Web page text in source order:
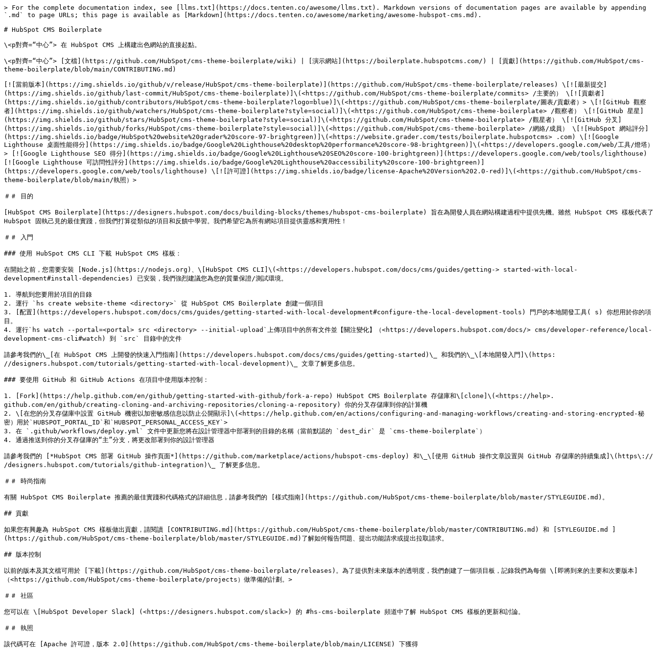
> For the complete documentation index, see [llms.txt](https://docs.tenten.co/awesome/llms.txt). Markdown versions of documentation pages are available by appending
`.md` to page URLs; this page is available as [Markdown](https://docs.tenten.co/awesome/marketing/awesome-hubspot-cms.md).
# HubSpot CMS Boilerplate
\<p對齊=“中心”> 在 HubSpot CMS 上構建出色網站的直接起點。
\<p對齊=“中心”> [文檔](https://github.com/HubSpot/cms-theme-boilerplate/wiki) | [演示網站](https://boilerplate.hubspotcms.com/) | [貢獻](https://github.com/HubSpot/cms-
theme-boilerplate/blob/main/CONTRIBUTING.md)
[![當前版本](https://img.shields.io/github/v/release/HubSpot/cms-theme-boilerplate)](https://github.com/HubSpot/cms-theme-boilerplate/releases) \[![最新提交]
(https://img.shields.io/github/last-commit/HubSpot/cms-theme-boilerplate)]\(<https://github.com/HubSpot/cms-theme-boilerplate/commits> /主要的） \[![貢獻者]
(https://img.shields.io/github/contributors/HubSpot/cms-theme-boilerplate?logo=blue)]\(<https://github.com/HubSpot/cms-theme-boilerplate/圖表/貢獻者）> \[![GitHub 觀察
者](https://img.shields.io/github/watchers/HubSpot/cms-theme-boilerplate?style=social)]\(<https://github.com/HubSpot/cms-theme-boilerplate> /觀察者） \[![GitHub 星星]
(https://img.shields.io/github/stars/HubSpot/cms-theme-boilerplate?style=social)]\(<https://github.com/HubSpot/cms-theme-boilerplate> /觀星者） \[![GitHub 分叉]
(https://img.shields.io/github/forks/HubSpot/cms-theme-boilerplate?style=social)]\(<https://github.com/HubSpot/cms-theme-boilerplate> /網絡/成員） \[![HubSpot 網站評分]
(https://img.shields.io/badge/HubSpot%20website%20grader%20score-97-brightgreen)]\(<https://website.grader.com/tests/boilerplate.hubspotcms> .com) \[![Google
Lighthouse 桌面性能得分](https://img.shields.io/badge/Google%20Lighthouse%20desktop%20performance%20score-98-brightgreen)]\(<https://developers.google.com/web/工具/燈塔）
> [![Google Lighthouse SEO 得分](https://img.shields.io/badge/Google%20Lighthouse%20SEO%20score-100-brightgreen)](https://developers.google.com/web/tools/lighthouse)
[![Google Lighthouse 可訪問性評分](https://img.shields.io/badge/Google%20Lighthouse%20accessibility%20score-100-brightgreen)]
(https://developers.google.com/web/tools/lighthouse) \[![許可證](https://img.shields.io/badge/license-Apache%20Version%202.0-red)]\(<https://github.com/HubSpot/cms-
theme-boilerplate/blob/main/執照）>
＃＃ 目的
[HubSpot CMS Boilerplate](https://designers.hubspot.com/docs/building-blocks/themes/hubspot-cms-boilerplate) 旨在為開發人員在網站構建過程中提供先機。雖然 HubSpot CMS 樣板代表了
HubSpot 固執己見的最佳實踐，但我們打算從類似的項目和反饋中學習。我們希望它為所有網站項目提供靈感和實用性！
＃＃ 入門
### 使用 HubSpot CMS CLI 下載 HubSpot CMS 樣板：
在開始之前，您需要安裝 [Node.js](https://nodejs.org)、\[HubSpot CMS CLI]\(<https://developers.hubspot.com/docs/cms/guides/getting-> started-with-local-
development#install-dependencies) 已安裝，我們強烈建議您為您的質量保證/測試環境。
1. 導航到您要用於項目的目錄
2. 運行 `hs create website-theme <directory>` 從 HubSpot CMS Boilerplate 創建一個項目
3. [配置](https://developers.hubspot.com/docs/cms/guides/getting-started-with-local-development#configure-the-local-development-tools) 門戶的本地開發工具( s) 你想用於你的項
目。
4. 運行`hs watch --portal=<portal> src <directory> --initial-upload`上傳項目中的所有文件並【關注變化】（<https://developers.hubspot.com/docs/> cms/developer-reference/local-
development-cms-cli#watch) 到 `src` 目錄中的文件
請參考我們的\_[在 HubSpot CMS 上開發的快速入門指南](https://developers.hubspot.com/docs/cms/guides/getting-started)\_ 和我們的\_\[本地開發入門]\(https:
//designers.hubspot.com/tutorials/getting-started-with-local-development)\_ 文章了解更多信息。
### 要使用 GitHub 和 GitHub Actions 在項目中使用版本控制：
1. [Fork](https://help.github.com/en/github/getting-started-with-github/fork-a-repo) HubSpot CMS Boilerplate 存儲庫和\[clone]\(<https://help>.
github.com/en/github/creating-cloning-and-archiving-repositories/cloning-a-repository) 你的分叉存儲庫到你的計算機
2. \[在您的分叉存儲庫中設置 GitHub 機密以加密敏感信息以防止公開顯示]\(<https://help.github.com/en/actions/configuring-and-managing-workflows/creating-and-storing-encrypted-秘
密）用於`HUBSPOT_PORTAL_ID`和`HUBSPOT_PERSONAL_ACCESS_KEY`>
3. 在 `.github/workflows/deploy.yml` 文件中更新您將在設計管理器中部署到的目錄的名稱（當前默認的 `dest_dir` 是 `cms-theme-boilerplate`）
4. 通過推送到你的分叉存儲庫的“主”分支，將更改部署到你的設計管理器
請參考我們的 [*HubSpot CMS 部署 GitHub 操作頁面*](https://github.com/marketplace/actions/hubspot-cms-deploy) 和\_\[使用 GitHub 操作文章設置與 GitHub 存儲庫的持續集成]\(https\://
/designers.hubspot.com/tutorials/github-integration)\_ 了解更多信息。
＃＃ 時尚指南
有關 HubSpot CMS Boilerplate 推薦的最佳實踐和代碼格式的詳細信息，請參考我們的 [樣式指南](https://github.com/HubSpot/cms-theme-boilerplate/blob/master/STYLEGUIDE.md)。
## 貢獻
如果您有興趣為 HubSpot CMS 樣板做出貢獻，請閱讀 [CONTRIBUTING.md](https://github.com/HubSpot/cms-theme-boilerplate/blob/master/CONTRIBUTING.md) 和 [STYLEGUIDE.md ]
(https://github.com/HubSpot/cms-theme-boilerplate/blob/master/STYLEGUIDE.md)了解如何報告問題、提出功能請求或提出拉取請求。
## 版本控制
以前的版本及其文檔可用於 [下載](https://github.com/HubSpot/cms-theme-boilerplate/releases)。為了提供對未來版本的透明度，我們創建了一個項目板，記錄我們為每個 \[即將到來的主要和次要版本]
（<https://github.com/HubSpot/cms-theme-boilerplate/projects）做準備的計劃。>
＃＃ 社區
您可以在 \[HubSpot Developer Slack] (<https://designers.hubspot.com/slack>) 的 #hs-cms-boilerplate 頻道中了解 HubSpot CMS 樣板的更新和討論。
＃＃ 執照
該代碼可在 [Apache 許可證，版本 2.0](https://github.com/HubSpot/cms-theme-boilerplate/blob/main/LICENSE) 下獲得